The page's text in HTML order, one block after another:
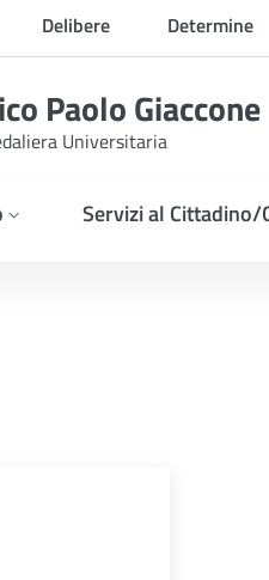
Delibere Determine
Paolo Giaccone
Universitaria
Servizi al Cittadino/